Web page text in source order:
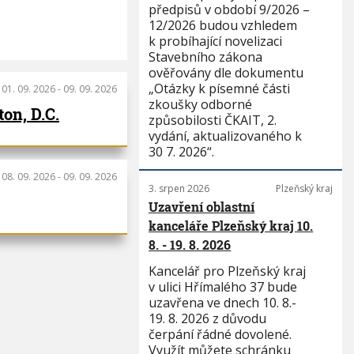
01. 09. 2026- 09. 09. 2026
D.C.
08. 09. 2026- 09. 09. 2026
předpisů v období 9/2026 –
12/2026 budou vzhledem
k probíhající novelizaci
Stavebního zákona
ověřovány dle dokumentu
„Otázky k písemné části
zkoušky odborné
způsobilosti ČKAIT, 2.
vydání, aktualizovaného k
30 7. 2026“.
3. srpen 2026 Plzeňský kraj
Uzavření oblastní
kanceláře Plzeňský kraj 10.
8. - 19. 8. 2026
Kancelář pro Plzeňský kraj
v ulici Hřímalého 37 bude
uzavřena ve dnech 10. 8.-
19. 8. 2026 z důvodu
čerpání řádné dovolené.
Využít můžete schránku